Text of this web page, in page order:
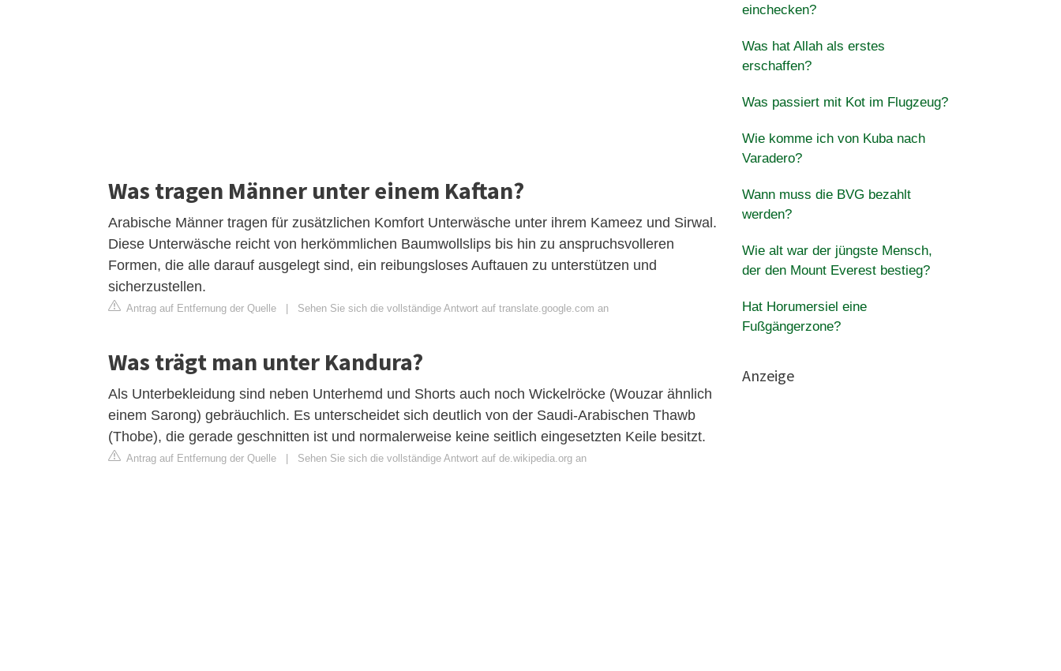
Was tragen Männer unter einem Kaftan?
Arabische Männer tragen für zusätzlichen Komfort Unterwäsche unter ihrem Kameez und Sirwal.
Diese Unterwäsche reicht von herkömmlichen Baumwollslips bis hin zu anspruchsvolleren
Formen, die alle darauf ausgelegt sind, ein reibungsloses Auftauen zu unterstützen und
sicherzustellen.
Antrag auf Entfernung der Quelle Sehen Sie sich die vollständige Antwort auf translate.google.com an
Was trägt man unter Kandura?
Als Unterbekleidung sind neben Unterhemd und Shorts auch noch Wickelröcke (Wouzar ähnlich
einem Sarong) gebräuchlich. Es unterscheidet sich deutlich von der Saudi-Arabischen Thawb
(Thobe), die gerade geschnitten ist und normalerweise keine seitlich eingesetzten Keile besitzt.
Antrag auf Entfernung der Quelle Sehen Sie sich die vollständige Antwort auf de.wikipedia.org an
einchecken?
Was hat Allah als erstes
erschaffen?
Was passiert mit Kot im Flugzeug?
Wie komme ich von Kuba nach
Varadero?
Wann muss die BVG bezahlt
werden?
Wie alt war der jüngste Mensch,
der den Mount Everest bestieg?
Hat Horumersiel eine
Fußgängerzone?
Anzeige